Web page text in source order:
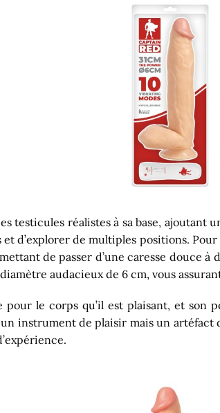
réalistes à sa base, ajoutant
d’explorer de multiples positions.
de passer d’une caresse douce
audacieux de 6 cm, vous
pour le corps qu’il est plaisant, et
un instrument de plaisir mais un